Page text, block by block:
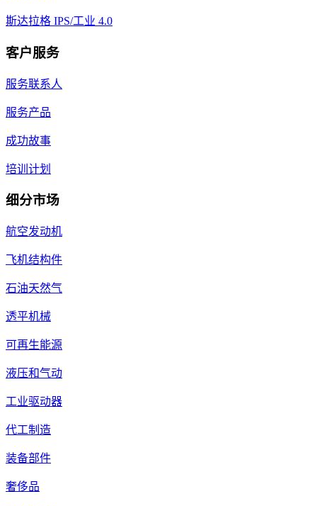
斯达拉格 IPS/工业 4.0
客户服务
服务联系人
服务产品
成功故事
培训计划
细分市场
航空发动机
飞机结构件
石油天然气
透平机械
可再生能源
液压和气动
工业驱动器
代工制造
装备部件
奢侈品